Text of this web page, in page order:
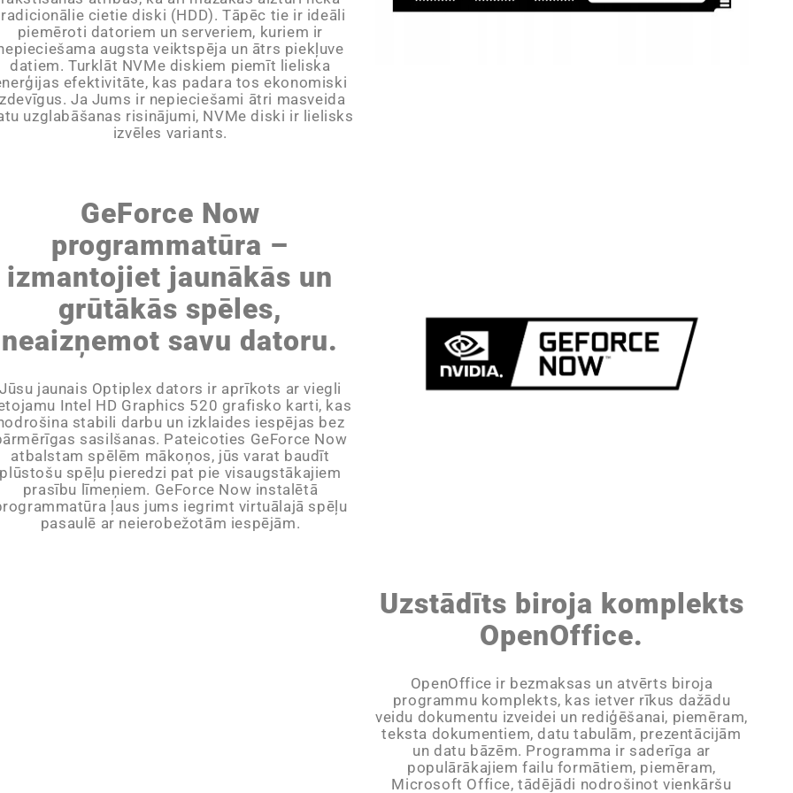
cietie diski (HDD). Tāpēc tie ir ideāli
piemēroti datoriem un serveriem, kuriem ir
augsta veiktspēja un ātrs piekļuve
datiem. Turklāt NVMe diskiem piemīt lieliska
efektivitāte, kas padara tos ekonomiski
Ja Jums ir nepieciešami ātri masveida
uzglabāšanas risinājumi, NVMe diski ir lielisks
izvēles variants.
GeForce Now
programmatūra –
izmantojiet jaunākās un
grūtākās spēles,
neaizņemot savu datoru.
jaunais Optiplex dators ir aprīkots ar viegli
Intel HD Graphics 520 grafisko karti, kas
stabili darbu un izklaides iespējas bez
sasilšanas. Pateicoties GeForce Now
atbalstam spēlēm mākoņos, jūs varat baudīt
plūstošu spēļu pieredzi pat pie visaugstākajiem
prasību līmeņiem. GeForce Now instalētā
ļaus jums iegrimt virtuālajā spēļu
pasaulē ar neierobežotām iespējām.
Uzstādīts biroja komplekts
OpenOffice.
OpenOffice ir bezmaksas un atvērts biroja
programmu komplekts, kas ietver rīkus dažādu
veidu dokumentu izveidei un rediģēšanai, piemēram,
teksta dokumentiem, datu tabulām, prezentācijām
un datu bāzēm. Programma ir saderīga ar
populārākajiem failu formātiem, piemēram,
Microsoft Office, tādējādi nodrošinot vienkāršu